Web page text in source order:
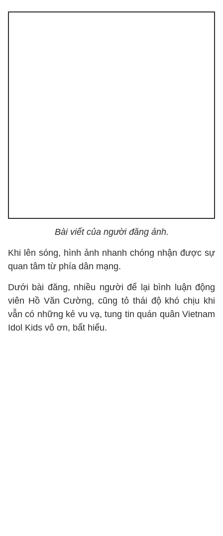
Bài viết của người đăng ảnh.
Khi lên sóng, hình ảnh nhanh chóng nhận được sự
quan tâm từ phía dân mạng.
Dưới bài đăng, nhiều người để lại bình luận động
viên Hồ Văn Cường, cũng tỏ thái độ khó chịu khi
vẫn có những kẻ vu vạ, tung tin quán quân Vietnam
Idol Kids vô ơn, bất hiếu.